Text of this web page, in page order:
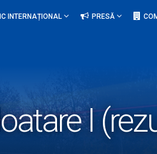
INTERNAȚIONAL PRESĂ
I